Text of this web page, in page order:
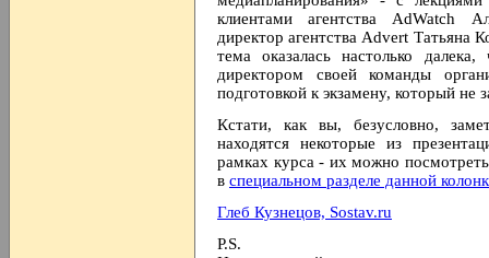
клиентами агентства AdWatch
директор агентства Advert Татьяна
тема оказалась настолько
директором своей команды
подготовкой к экзамену, который
Кстати, как вы, безусловно,
находятся некоторые из
рамках курса - их можно
в специальном разделе данной
Глеб Кузнецов, Sostav.ru
P.S.